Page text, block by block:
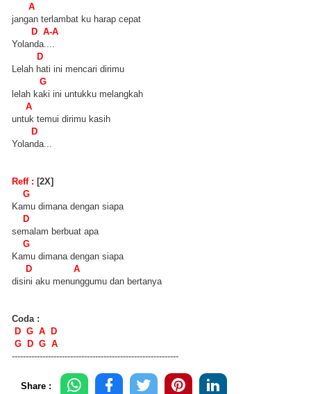
A
jangan terlambat ku harap cepat
D A-A
Yolanda....
D
Lelah hati ini mencari dirimu
G
lelah kaki ini untukku melangkah
A
untuk temui dirimu kasih
D
Yolanda...
Reff : [2X]
G
Kamu dimana dengan siapa
D
semalam berbuat apa
G
Kamu dimana dengan siapa
D A
disini aku menunggumu dan bertanya
Coda :
D G A D
G D G A
------------------------------------------------------------
Share :